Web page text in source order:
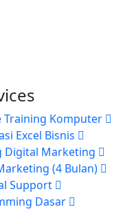
Training Komputer
Excel Bisnis
Digital Marketing
(4 Bulan)
Support
Dasar